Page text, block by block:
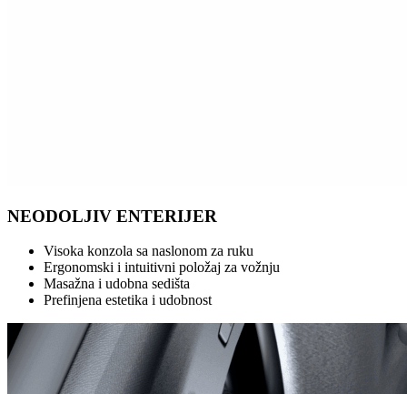
NEODOLJIV ENTERIJER
Visoka konzola sa naslonom za ruku
Ergonomski i intuitivni položaj za vožnju
Masažna i udobna sedišta
Prefinjena estetika i udobnost